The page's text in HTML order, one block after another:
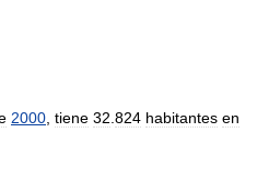
2000 tiene 32 824 habitantes en